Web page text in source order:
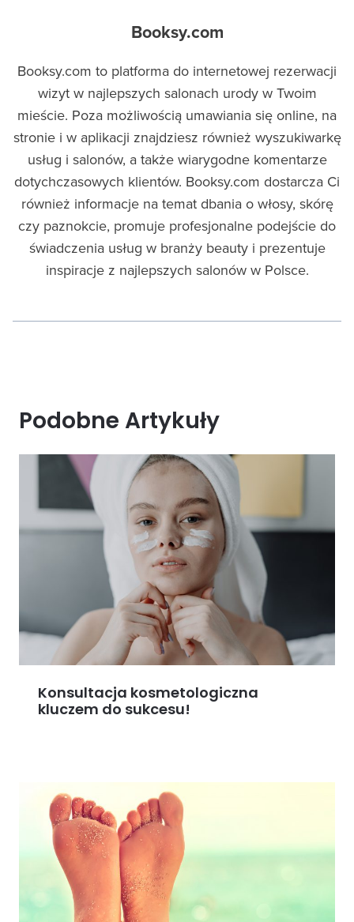
Booksy.com
Booksy.com to platforma do internetowej rezerwacji
wizyt w najlepszych salonach urody w Twoim
mieście. Poza możliwością umawiania się online, na
stronie i w aplikacji znajdziesz również wyszukiwarkę
usług i salonów, a także wiarygodne komentarze
dotychczasowych klientów. Booksy.com dostarcza Ci
również informacje na temat dbania o włosy, skórę
czy paznokcie, promuje profesjonalne podejście do
świadczenia usług w branży beauty i prezentuje
inspiracje z najlepszych salonów w Polsce.
Podobne Artykuły
Konsultacja kosmetologiczna
kluczem do sukcesu!